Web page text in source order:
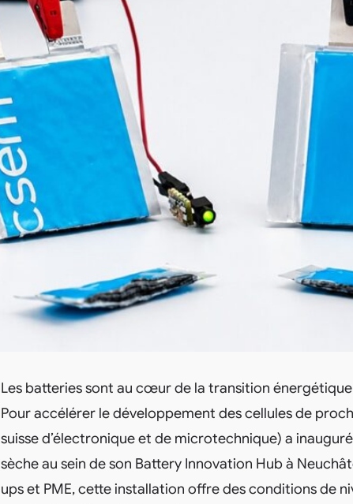
Les batteries sont au cœur de la transition
Pour accélérer le développement des cellules de
suisse d’électronique et de microtechnique) a
sèche au sein de son Battery Innovation Hub à
ups et PME, cette installation offre des conditions de